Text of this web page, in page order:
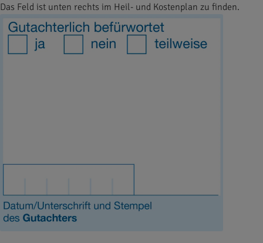
Das Feld ist unten rechts im Heil- und Kostenplan zu finden.